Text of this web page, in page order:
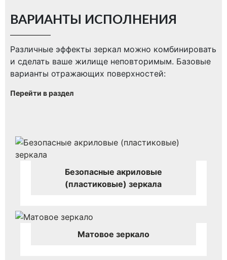
ВАРИАНТЫ ИСПОЛНЕНИЯ
Различные эффекты зеркал можно комбинировать
и сделать ваше жилище неповторимым. Базовые
варианты отражающих поверхностей:
Перейти в раздел
Безопасные акриловые
(пластиковые) зеркала
Матовое зеркало